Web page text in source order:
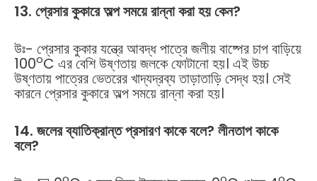
13. প্রেসার কুকারে অল্প সময়ে রান্না করা হয় কেন?
উঃ- প্রেসার কুকার যন্ত্রে আবদ্ধ পাত্রে জলীয় বাষ্পের চাপ বাড়িয়ে
100oC এর বেশি উষ্ণতায় জলকে ফোটানো হয়। এই উচ্চ
উষ্ণতায় পাত্রের ভেতরের খাদ্যদ্রব্য তাড়াতাড়ি সেদ্ধ হয়। সেই
কারনে প্রেসার কুকারে অল্প সময়ে রান্না করা হয়।
14. জলের ব্যাতিক্রান্ত প্রসারণ কাকে বলে? লীনতাপ কাকে
বলে?